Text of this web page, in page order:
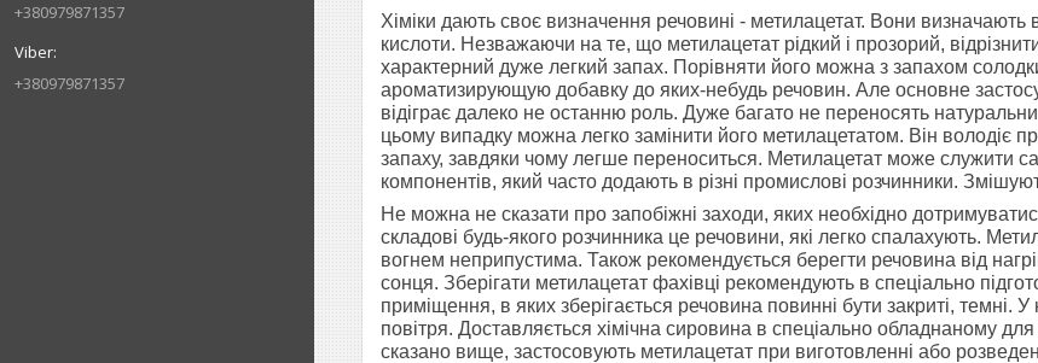
+380979871357
+380979871357
Хіміки дають своє визначення речовині - метилацетат. Вони
кислоти. Незважаючи на те, що метилацетат рідкий і прозорий,
характерний дуже легкий запах. Порівняти його можна з запахом
ароматизирующую добавку до яких-небудь речовин. Але основне
відіграє далеко не останню роль. Дуже багато не переносять
цьому випадку можна легко замінити його метилацетатом. Він володіє
запаху, завдяки чому легше переноситься. Метилацетат може служити
компонентів, який часто додають в різні промислові розчинники.
Не можна не сказати про запобіжні заходи, яких необхідно
складові будь-якого розчинника це речовини, які легко спалахують.
вогнем неприпустима. Також рекомендується берегти речовина від
сонця. Зберігати метилацетат фахівці рекомендують в спеціально
приміщення, в яких зберігається речовина повинні бути закриті,
повітря. Доставляється хімічна сировина в спеціально обладнаному
сказано вище, застосовують метилацетат при виготовленні або